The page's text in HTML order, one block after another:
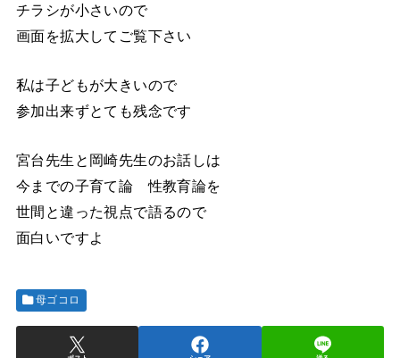
チラシが小さいので
画面を拡大してご覧下さい
私は子どもが大きいので
参加出来ずとても残念です
宮台先生と岡崎先生のお話しは
今までの子育て論 性教育論を
世間と違った視点で語るので
面白いですよ
母ゴコロ